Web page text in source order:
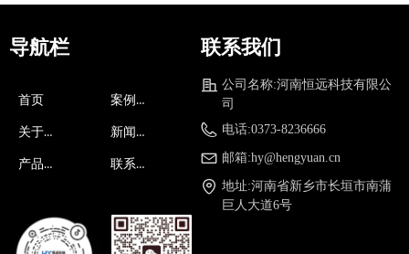
公司名称:河南恒远科技有限公
司
电话:0373-8236666
邮箱:hy@hengyuan.cn
地址:河南省新乡市长垣市南蒲
巨人大道6号
联系我们
导航栏
首页
关于我们
产品中心
案例展示
新闻资讯
联系我们